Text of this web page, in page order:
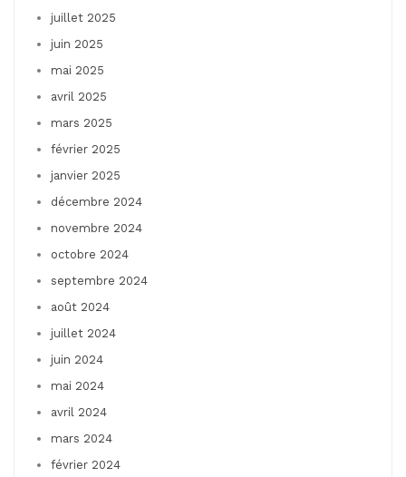
juillet 2025
juin 2025
mai 2025
avril 2025
mars 2025
février 2025
janvier 2025
décembre 2024
novembre 2024
octobre 2024
septembre 2024
août 2024
juillet 2024
juin 2024
mai 2024
avril 2024
mars 2024
février 2024